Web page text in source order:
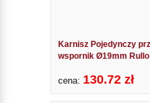
Karnisz Pojedynczy
wspornik Ø19mm Rullo
cena: 130.72 zł